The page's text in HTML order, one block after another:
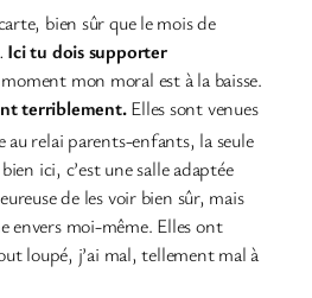
bien sûr que le mois de
Ici tu dois supporter
mon moral est à la baisse.
terriblement.Elles sont venues
au relai parents-enfants, la seule
ici, c’est une salle adaptée
de les voir bien sûr, mais
envers moi-même. Elles ont
loupé, j’ai mal, tellement mal à